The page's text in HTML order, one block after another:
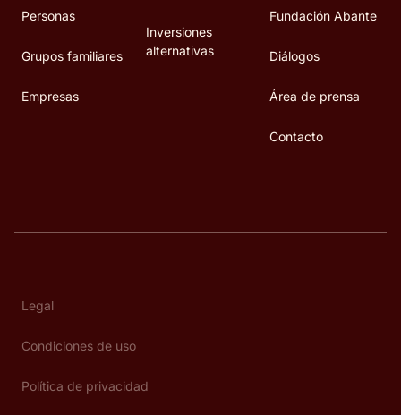
Personas
Grupos familiares
Empresas
Inversiones
alternativas
Fundación Abante
Diálogos
Área de prensa
Contacto
Legal
Condiciones de uso
Política de privacidad